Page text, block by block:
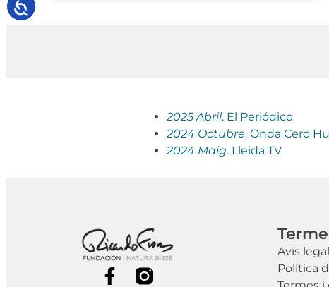
2025 Abril. El Periódico
2024 Octubre. Onda Cero
2024 Maig. Lleida TV
Avís legal
Política